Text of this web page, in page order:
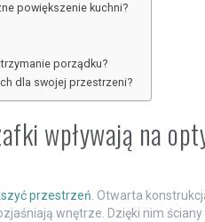
powiększenie kuchni?
porządku?
dla swojej przestrzeni?
wpływają na
przestrzeń . Otwarta
wnętrze. Dzięki nim